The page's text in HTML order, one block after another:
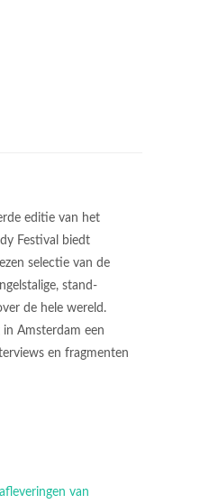
editie van het
Festival biedt
selectie van de
stand-
de hele wereld.
Amsterdam een
en fragmenten
van